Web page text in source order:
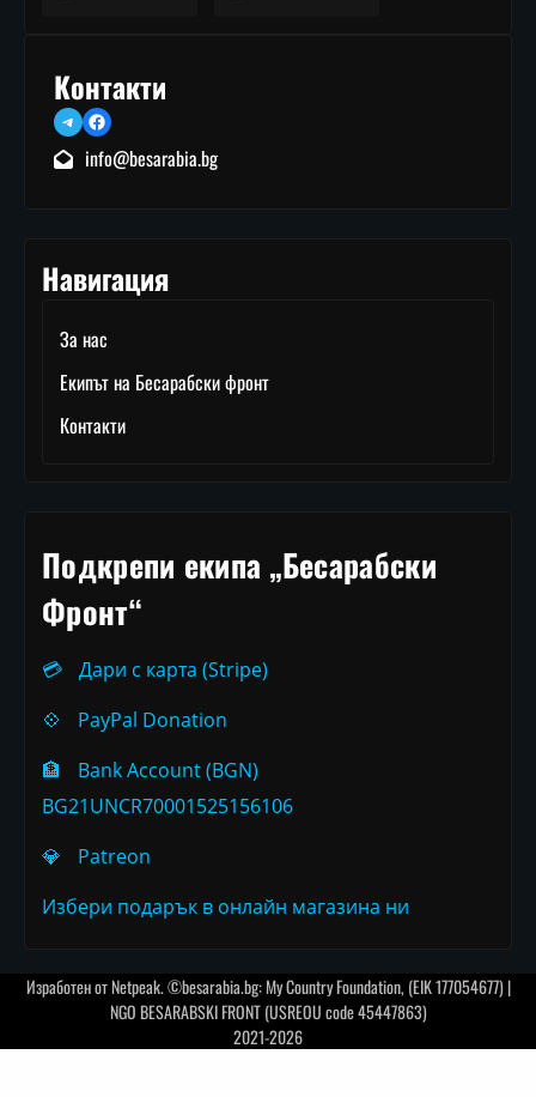
Контакти
TelegramFacebook
info@besarabia.bg
Навигация
За нас
Екипът на Бесарабски фронт
Контакти
Подкрепи екипа „Бесарабски
Фронт“
💳
Дари с карта (Stripe)
💠
PayPal Donation
🏦
Bank Account (BGN)
BG21UNCR70001525156106
💎
Patreon
Избери подарък в онлайн магазина ни
Изработен отNetpeak. ©besarabia.bg: My Country Foundation, (EIK 177054677) |
NGO BESARABSKI FRONT (USREOU code 45447863)
2021-2026